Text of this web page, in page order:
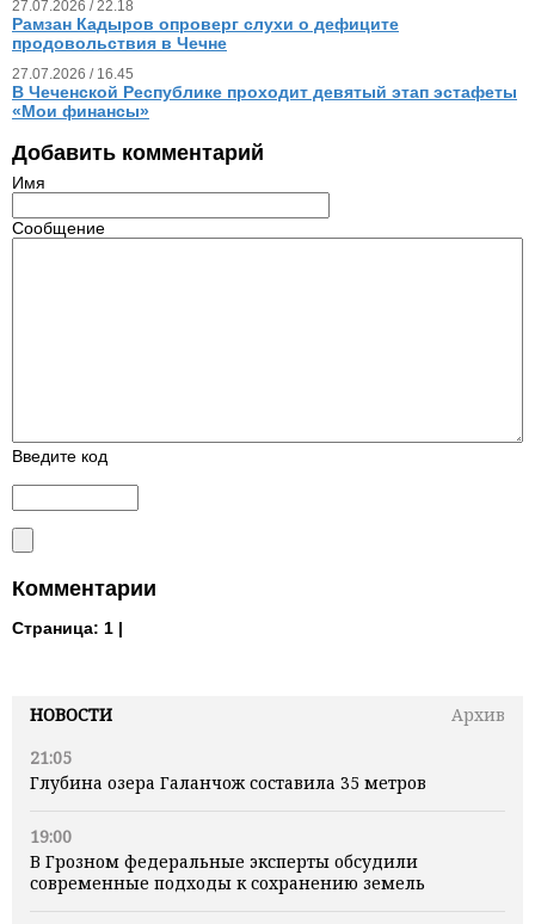
НОВОСТИ
Архив
21:05
Глубина озера Галанчож составила 35 метров
19:00
В Грозном федеральные эксперты обсудили
современные подходы к сохранению земель
27.07.2026 / 22.18
Рамзан Кадыров опроверг слухи о дефиците
продовольствия в Чечне
27.07.2026 / 16.45
В Чеченской Республике проходит девятый этап эстафеты
«Мои финансы»
Добавить комментарий
Имя
Сообщение
Введите код
Комментарии
Страница: 1 |